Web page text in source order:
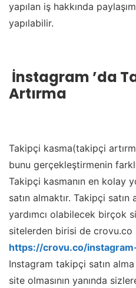
yapılan iş hakkında
yapılabilir.
İnstagram ’da
Artırma
Takipçi kasma(takipçi
bunu gerçekleştirmenin
Takipçi kasmanın en kolay
satın almaktır. Takipçi
yardımcı olabilecek birçok
sitelerden birisi de crovu.co
https://crovu.co/
Instagram takipçi satın
site olmasının yanında